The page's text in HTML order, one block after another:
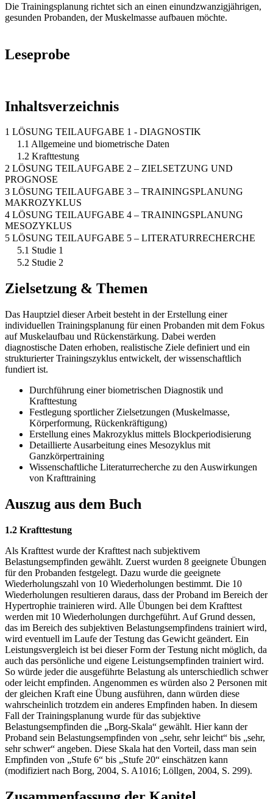
Die Trainingsplanung richtet sich an einen einundzwanzigjährigen,
gesunden Probanden, der Muskelmasse aufbauen möchte.
Leseprobe
Inhaltsverzeichnis
1 LÖSUNG TEILAUFGABE 1 - DIAGNOSTIK
1.1 Allgemeine und biometrische Daten
1.2 Krafttestung
2 LÖSUNG TEILAUFGABE 2 – ZIELSETZUNG UND
PROGNOSE
3 LÖSUNG TEILAUFGABE 3 – TRAININGSPLANUNG
MAKROZYKLUS
4 LÖSUNG TEILAUFGABE 4 – TRAININGSPLANUNG
MESOZYKLUS
5 LÖSUNG TEILAUFGABE 5 – LITERATURRECHERCHE
5.1 Studie 1
5.2 Studie 2
Zielsetzung & Themen
Das Hauptziel dieser Arbeit besteht in der Erstellung einer
individuellen Trainingsplanung für einen Probanden mit dem Fokus
auf Muskelaufbau und Rückenstärkung. Dabei werden
diagnostische Daten erhoben, realistische Ziele definiert und ein
strukturierter Trainingszyklus entwickelt, der wissenschaftlich
fundiert ist.
Durchführung einer biometrischen Diagnostik und
Krafttestung
Festlegung sportlicher Zielsetzungen (Muskelmasse,
Körperformung, Rückenkräftigung)
Erstellung eines Makrozyklus mittels Blockperiodisierung
Detaillierte Ausarbeitung eines Mesozyklus mit
Ganzkörpertraining
Wissenschaftliche Literaturrecherche zu den Auswirkungen
von Krafttraining
Auszug aus dem Buch
1.2 Krafttestung
Als Krafttest wurde der Krafttest nach subjektivem
Belastungsempfinden gewählt. Zuerst wurden 8 geeignete Übungen
für den Probanden festgelegt. Dazu wurde die geeignete
Wiederholungszahl von 10 Wiederholungen bestimmt. Die 10
Wiederholungen resultieren daraus, dass der Proband im Bereich der
Hypertrophie trainieren wird. Alle Übungen bei dem Krafttest
werden mit 10 Wiederholungen durchgeführt. Auf Grund dessen,
das im Bereich des subjektiven Belastungsempfindens trainiert wird,
wird eventuell im Laufe der Testung das Gewicht geändert. Ein
Leistungsvergleich ist bei dieser Form der Testung nicht möglich, da
auch das persönliche und eigene Leistungsempfinden trainiert wird.
So würde jeder die ausgeführte Belastung als unterschiedlich schwer
oder leicht empfinden. Angenommen es würden also 2 Personen mit
der gleichen Kraft eine Übung ausführen, dann würden diese
wahrscheinlich trotzdem ein anderes Empfinden haben. In diesem
Fall der Trainingsplanung wurde für das subjektive
Belastungsempfinden die „Borg-Skala“ gewählt. Hier kann der
Proband sein Belastungsempfinden von „sehr, sehr leicht“ bis „sehr,
sehr schwer“ angeben. Diese Skala hat den Vorteil, dass man sein
Empfinden von „Stufe 6“ bis „Stufe 20“ einschätzen kann
(modifiziert nach Borg, 2004, S. A1016; Löllgen, 2004, S. 299).